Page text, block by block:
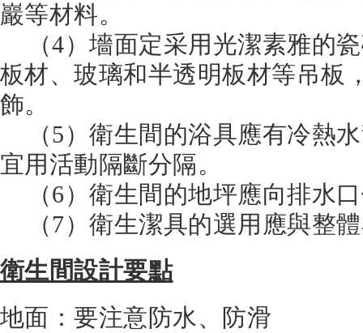
巖等材料。
（4）墻面定采用光潔素雅的
板材、玻璃和半透明板材等吊板
飾。
（5）衛生間的浴具應有冷熱
宜用活動隔斷分隔。
（6）衛生間的地坪應向排水
（7）衛生潔具的選用應與整
衛生間設計要點
地面：要注意防水、防滑